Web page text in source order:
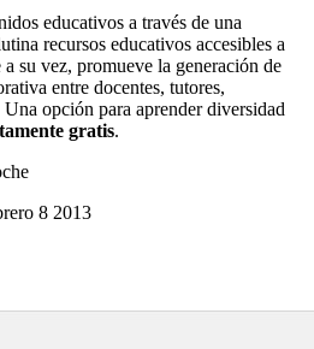
educativos a través de una
recursos educativos accesibles a
su vez, promueve la generación de
entre docentes, tutores,
opción para aprender diversidad
gratis.
8 2013